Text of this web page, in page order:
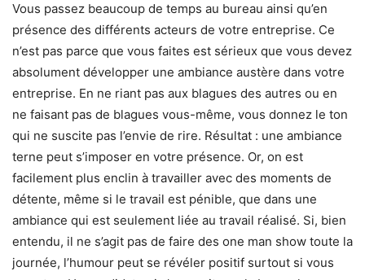
Vous passez beaucoup de temps au bureau ainsi qu’en
présence des différents acteurs de votre entreprise. Ce
n’est pas parce que vous faites est sérieux que vous devez
absolument développer une ambiance austère dans votre
entreprise. En ne riant pas aux blagues des autres ou en
ne faisant pas de blagues vous-même, vous donnez le ton
qui ne suscite pas l’envie de rire. Résultat : une ambiance
terne peut s’imposer en votre présence. Or, on est
facilement plus enclin à travailler avec des moments de
détente, même si le travail est pénible, que dans une
ambiance qui est seulement liée au travail réalisé. Si, bien
entendu, il ne s’agit pas de faire des one man show toute la
journée, l’humour peut se révéler positif surtout si vous